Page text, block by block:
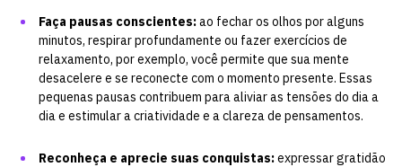
Faça pausas conscientes:ao fechar os olhos por alguns
minutos, respirar profundamente ou fazer exercícios de
relaxamento, por exemplo, você permite que sua mente
desacelere e se reconecte com o momento presente. Essas
pequenas pausas contribuem para aliviar as tensões do dia a
dia e estimular a criatividade e a clareza de pensamentos.
Reconheça e aprecie suas conquistas:expressar gratidão